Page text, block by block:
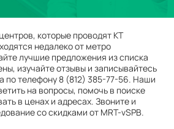
которые проводят КТ
недалеко от метро
лучшие предложения из списка
изучайте отзывы и записывайтесь
по телефону 8 (812) 385-77-56. Наши
на вопросы, помочь в поиске
в ценах и адресах. Звоните и
со скидками от MRT-vSPB.